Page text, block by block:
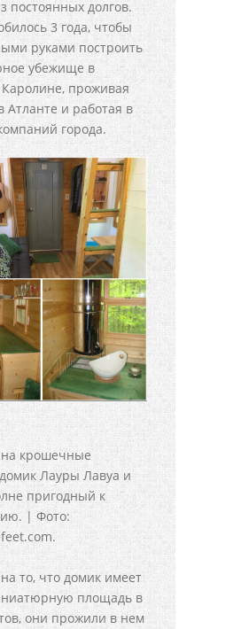
постоянных долгов.
3 года, чтобы
руками построить
убежище в
проживая
Атланте и работая в
города.
крошечные
Лауры Лавуа и
пригодный к
| Фото:
то, что домик имеет
площадь в
они прожили в нем